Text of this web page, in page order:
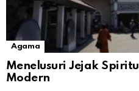
Agama
Menelusuri Jejak
Modern